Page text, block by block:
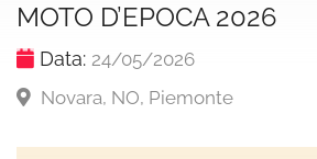
MOTO D’EPOCA 2026
Data: 24/05/2026
Novara, NO, Piemonte